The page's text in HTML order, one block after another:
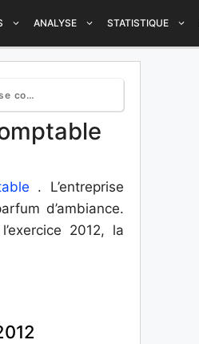
ANALYSE STATISTIQUE
. L’entreprise
d’ambiance.
2012, la